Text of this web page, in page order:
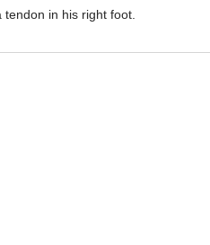
tendon in his right foot.